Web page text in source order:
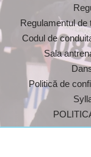
Regulamentul de
Codul de
Sala
Politică de